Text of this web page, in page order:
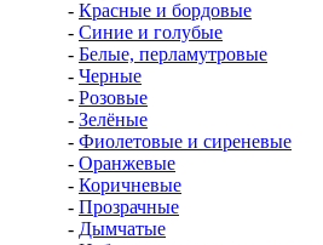
- Красные и бордовые
- Синие и голубые
- Белые, перламутровые
- Черные
- Розовые
- Зелёные
- Фиолетовые и сиреневые
- Оранжевые
- Коричневые
- Прозрачные
- Дымчатые